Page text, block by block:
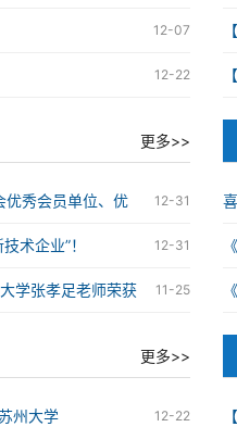
12-07
12-22
更多>>
12-31
优秀会员单位、优
获奖名单 12-31
术企业”！
11-25
学张孝足老师荣获
学位论文
更多>>
12-22
州大学